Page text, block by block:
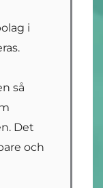
i
så
Det
och